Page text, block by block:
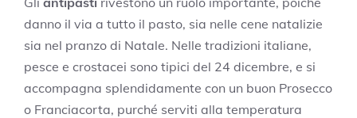
danno il via a tutto il pasto, sia nelle cene natalizie
sia nel pranzo di Natale. Nelle tradizioni italiane,
pesce e crostacei sono tipici del 24 dicembre, e si
accompagna splendidamente con un buon Prosecco
o Franciacorta, purché serviti alla temperatura